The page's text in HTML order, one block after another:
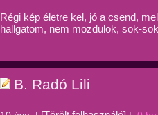
Régi kép életre kel, jó a csend,
hallgatom, nem mozdulok, sok-
B. Radó Lili